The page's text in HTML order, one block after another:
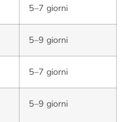
5–7 giorni
5–9 giorni
5–7 giorni
5–9 giorni